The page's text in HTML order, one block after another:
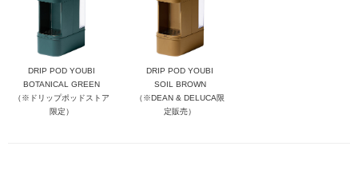
DRIP POD YOUBI​
BOTANICAL GREEN​
（※ドリップポッドストア
限定）
DRIP POD YOUBI
SOIL BROWN
​（※DEAN & DELUCA限
定販売）​